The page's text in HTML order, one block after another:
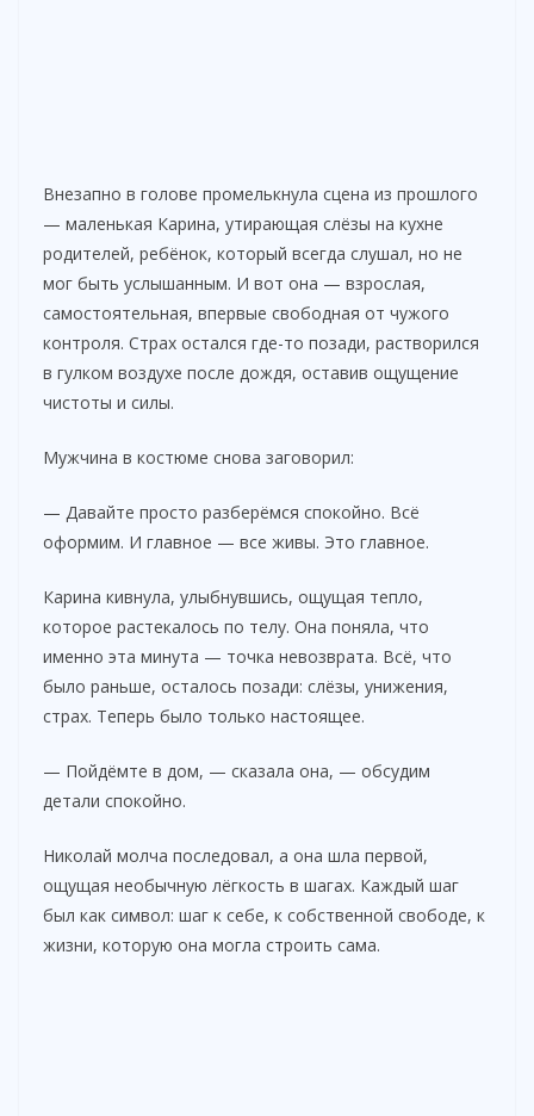
Внезапно в голове промелькнула сцена из прошлого
— маленькая Карина, утирающая слёзы на кухне
родителей, ребёнок, который всегда слушал, но не
мог быть услышанным. И вот она — взрослая,
самостоятельная, впервые свободная от чужого
контроля. Страх остался где-то позади, растворился
в гулком воздухе после дождя, оставив ощущение
чистоты и силы.
Мужчина в костюме снова заговорил:
— Давайте просто разберёмся спокойно. Всё
оформим. И главное — все живы. Это главное.
Карина кивнула, улыбнувшись, ощущая тепло,
которое растекалось по телу. Она поняла, что
именно эта минута — точка невозврата. Всё, что
было раньше, осталось позади: слёзы, унижения,
страх. Теперь было только настоящее.
— Пойдёмте в дом, — сказала она, — обсудим
детали спокойно.
Николай молча последовал, а она шла первой,
ощущая необычную лёгкость в шагах. Каждый шаг
был как символ: шаг к себе, к собственной свободе, к
жизни, которую она могла строить сама.